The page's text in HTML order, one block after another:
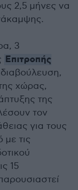
2,5 μήνες να
3
Επιτροπής
χώρας,
της
τον
για τους
τις
15